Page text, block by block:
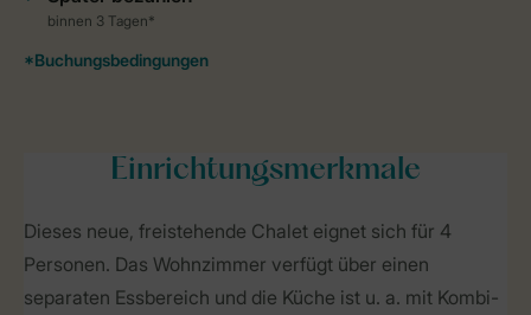
Einrichtungsmerkmale
Dieses neue, freistehende Chalet eignet sich für 4
Personen. Das Wohnzimmer verfügt über einen
separaten Essbereich und die Küche ist u. a. mit Kombi-